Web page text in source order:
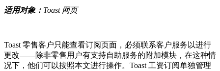
适用对象： Toast 网页
Toast 零售客户只能查看订阅页面，必须联系客户服务以进行
更改——除非零售用户有支持自助服务的附加模块，在这种情
况下，他们可以按照本文进行操作。Toast 工资订阅单独管理